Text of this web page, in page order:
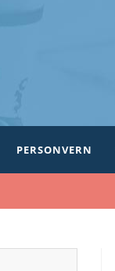
PERSONVERN